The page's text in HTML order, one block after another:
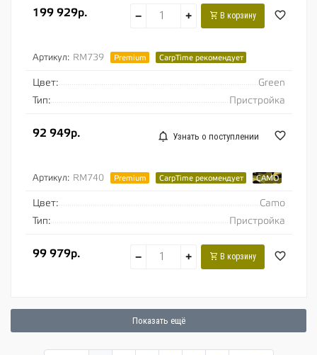
199 929р. − + В корзину
Артикул: RM739 Premium CarpTime рекомендует
Цвет:
Green
Тип:
Пристройка
92 949р. Узнать о поступлении
Артикул: RM740 Premium CarpTime рекомендует CAMO
Цвет:
Camo
Тип:
Пристройка
99 979р. − + В корзину
Показать ещё